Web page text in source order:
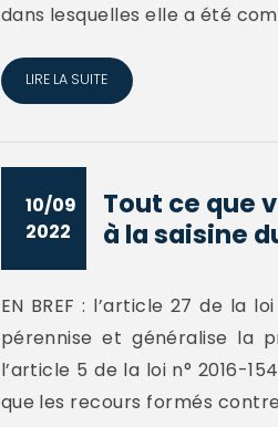
dans lesquelles elle a été
LIRE LA SUITE
10/09
2022
Tout ce que
à la saisine
EN BREF : l’article 27 de la
pérennise et généralise la
l’article 5 de la loi n° 2016-
que les recours formés contre